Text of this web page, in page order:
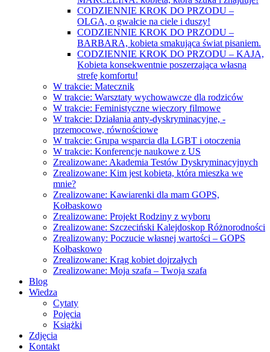
CODZIENNIE KROK DO PRZODU –
OLGA, o gwałcie na ciele i duszy!
CODZIENNIE KROK DO PRZODU –
BARBARA, kobieta smakująca świat pisaniem.
CODZIENNIE KROK DO PRZODU – KAJA,
Kobieta konsekwentnie poszerzająca własną
strefę komfortu!
W trakcie: Matecznik
W trakcie: Warsztaty wychowawcze dla rodziców
W trakcie: Feministyczne wieczory filmowe
W trakcie: Działania anty-dyskryminacyjne, -
przemocowe, równościowe
W trakcie: Grupa wsparcia dla LGBT i otoczenia
W trakcie: Konferencje naukowe z US
Zrealizowane: Akademia Testów Dyskryminacyjnych
Zrealizowane: Kim jest kobieta, która mieszka we
mnie?
Zrealizowane: Kawiarenki dla mam GOPS,
Kołbaskowo
Zrealizowane: Projekt Rodziny z wyboru
Zrealizowane: Szczeciński Kalejdoskop Różnorodności
Zrealizowany: Poczucie własnej wartości – GOPS
Kołbaskowo
Zrealizowane: Krąg kobiet dojrzałych
Zrealizowane: Moja szafa – Twoja szafa
Blog
Wiedza
Cytaty
Pojęcia
Książki
Zdjęcia
Kontakt